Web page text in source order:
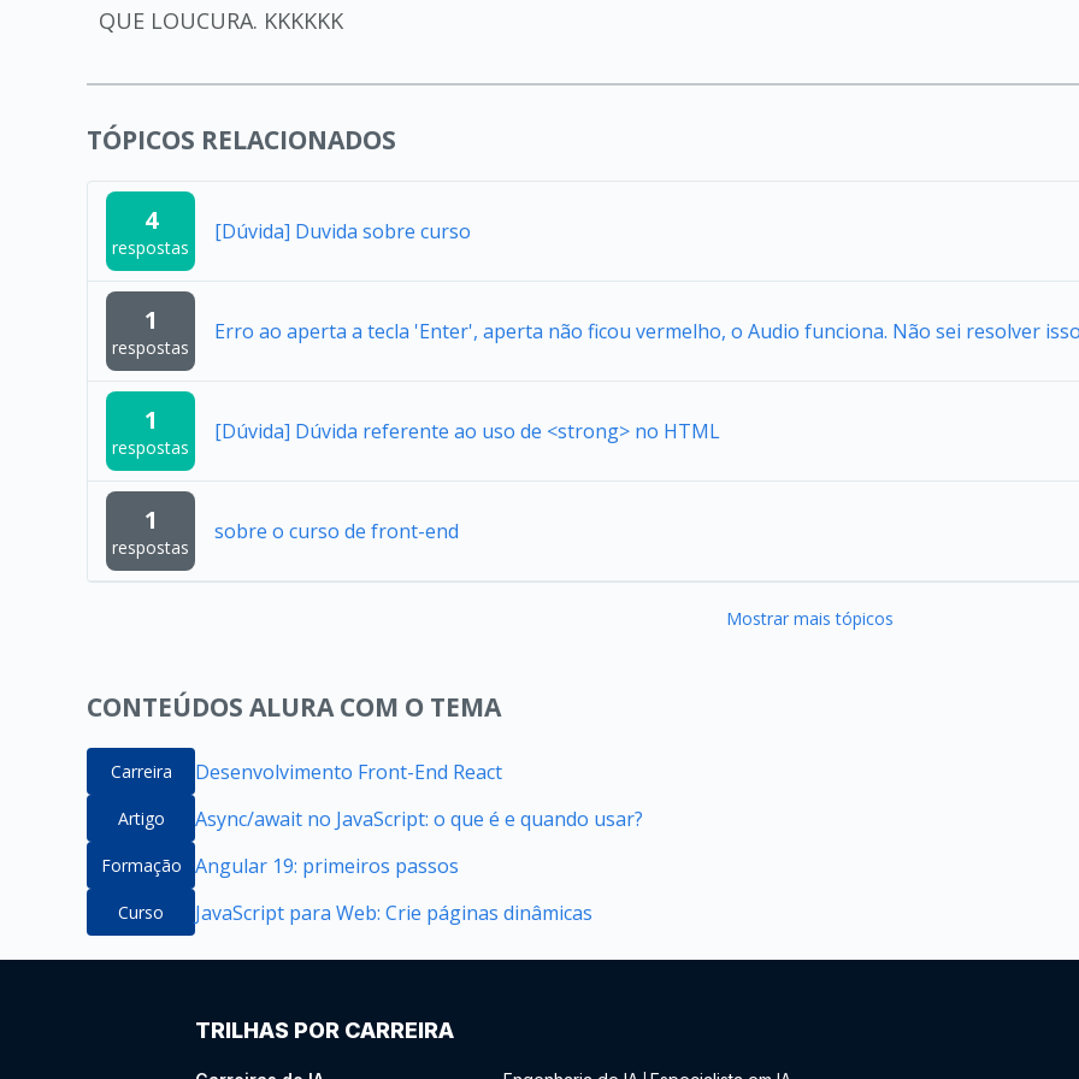
QUE LOUCURA. KKKKKK
TÓPICOS RELACIONADOS
4
respostas
[Dúvida] Duvida sobre curso
1
respostas
Erro ao aperta a tecla 'Enter', aperta não ficou vermelho, o Audio funciona. Não sei resolver
1
respostas
[Dúvida] Dúvida referente ao uso de <strong> no HTML
1
respostas
sobre o curso de front-end
Mostrar mais tópicos
CONTEÚDOS ALURA COM O TEMA
Carreira Desenvolvimento Front-End React
Artigo Async/await no JavaScript: o que é e quando usar?
Formação Angular 19: primeiros passos
Curso JavaScript para Web: Crie páginas dinâmicas
TRILHAS POR CARREIRA